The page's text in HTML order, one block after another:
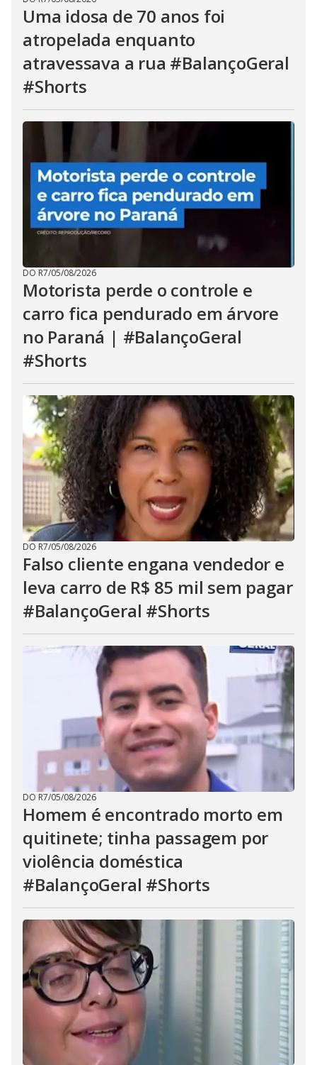
Uma idosa de 70 anos foi
atropelada enquanto
atravessava a rua #BalançoGeral
#Shorts
DO R7/05/08/2026
Motorista perde o controle e
carro fica pendurado em árvore
no Paraná | #BalançoGeral
#Shorts
DO R7/05/08/2026
Falso cliente engana vendedor e
leva carro de R$ 85 mil sem pagar
#BalançoGeral #Shorts
DO R7/05/08/2026
Homem é encontrado morto em
quitinete; tinha passagem por
violência doméstica
#BalançoGeral #Shorts